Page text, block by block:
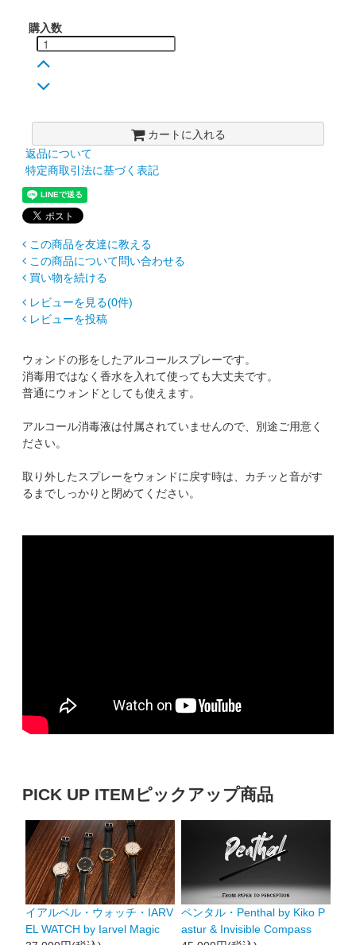
購入数
カートに入れる
返品について
特定商取引法に基づく表記
この商品を友達に教える
この商品について問い合わせる
買い物を続ける
レビューを見る(0件)
レビューを投稿
ウォンドの形をしたアルコールスプレーです。
消毒用ではなく香水を入れて使っても大丈夫です。
普通にウォンドとしても使えます。
アルコール消毒液は付属されていませんので、別途ご用意く
ださい。
取り外したスプレーをウォンドに戻す時は、カチッと音がす
るまでしっかりと閉めてください。
PICK UP ITEM ピックアップ商品
イアルベル・ウォッチ・IARV
EL WATCH by Iarvel Magic
ペンタル・Penthal by Kiko P
astur & Invisible Compass